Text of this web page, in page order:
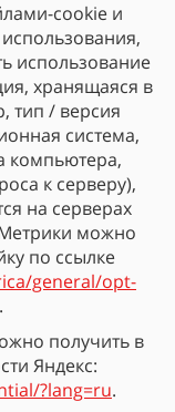
cookie и
использование
хранящаяся в
тип / версия
система,
компьютера,
к серверу),
на серверах
можно
по ссылке
general/opt-
.
получить в
Яндекс:
?lang=ru.